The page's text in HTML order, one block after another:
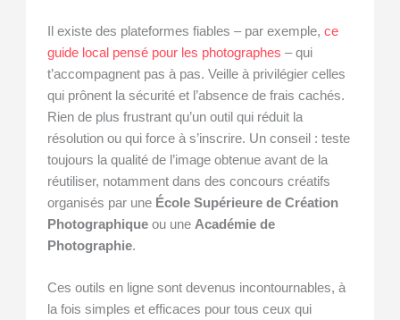
Il existe des plateformes fiables – par exemple,ce
guide local pensé pour les photographes – qui
t’accompagnent pas à pas. Veille à privilégier celles
qui prônent la sécurité et l’absence de frais cachés.
Rien de plus frustrant qu’un outil qui réduit la
résolution ou qui force à s’inscrire. Un conseil : teste
toujours la qualité de l’image obtenue avant de la
réutiliser, notamment dans des concours créatifs
organisés par une École Supérieure de Création
Photographique ou une Académie de
Photographie.
Ces outils en ligne sont devenus incontournables, à
la fois simples et efficaces pour tous ceux qui